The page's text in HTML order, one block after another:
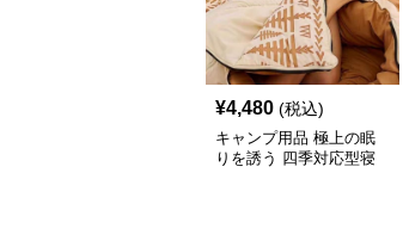
¥4,480 (税込)
キャンプ用品 極上の眠
りを誘う 四季対応型寝